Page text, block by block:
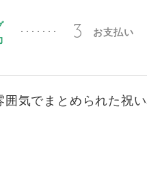
3 お支払い
囲気でまとめられた祝